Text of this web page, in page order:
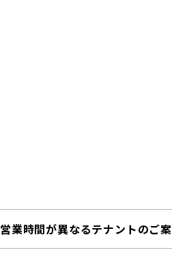
営業時間が異なるテナントのご